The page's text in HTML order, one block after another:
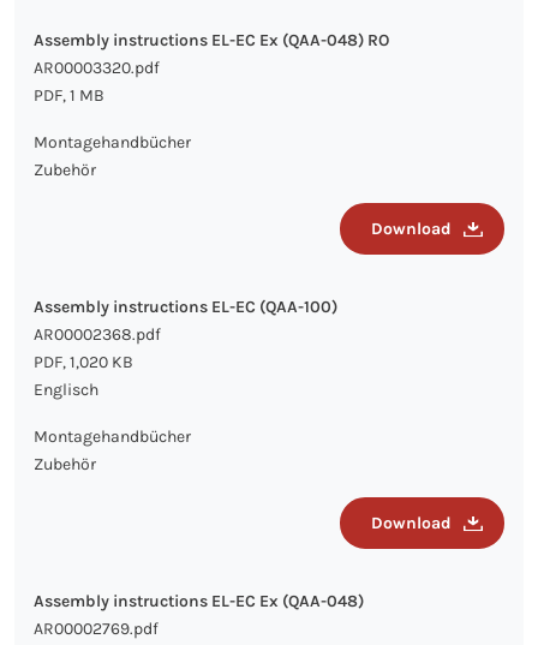
Assembly instructions EL-EC Ex (QAA-048) RO
AR00003320.pdf
PDF, 1 MB
Montagehandbücher
Zubehör
Download
Assembly instructions EL-EC (QAA-100)
AR00002368.pdf
PDF, 1,020 KB
Englisch
Montagehandbücher
Zubehör
Download
Assembly instructions EL-EC Ex (QAA-048)
AR00002769.pdf